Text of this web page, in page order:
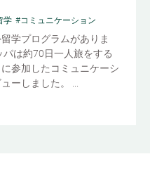
学 #コミュニケーション
学プログラムがありま
は約70日一人旅をする
参加したコミュニケーシ
ーしました。 ...